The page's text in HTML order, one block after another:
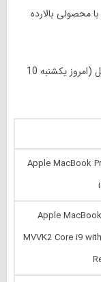
محصولی بالارده
(امروز
یکشنبه 10
Apple MacBook
Apple
MVVK2 Core i9